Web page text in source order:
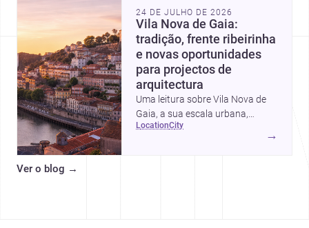
escondidas.
24 DE JULHO DE 2026
Vila Nova de Gaia:
tradição, frente ribeirinha
e novas oportunidades
para projectos de
arquitectura
Uma leitura sobre Vila Nova de
Gaia, a sua escala urbana,
património arquitectónico e
location city
→
Ver o blog →